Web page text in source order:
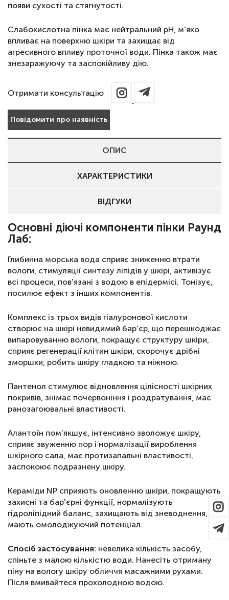
появи сухості та стягнутості.
Слабокислотна пінка має нейтральний рН, м'яко
впливає на поверхню шкіри та захищає від
агресивного впливу проточної води. Пінка також має
знезаражуючу та заспокійливу дію.
Отримати консультацію
Повідомити про наявність
ОПИС
ХАРАКТЕРИСТИКИ
ВІДГУКИ
Основні діючі компоненти пінки Раунд
Лаб:
Глибинна морська вода сприяє зниженню втрати
вологи, стимуляції синтезу ліпідів у шкірі, активізує
всі процеси, пов'язані з водою в епідермісі. Тонізує,
посилює ефект з інших компонентів.
Комплекс із трьох видів гіалуронової кислоти
створює на шкірі невидимий бар'єр, що перешкоджає
випаровуванню вологи, покращує структуру шкіри,
сприяє регенерації клітин шкіри, скорочує дрібні
зморшки, робить шкіру гладкою та ніжною.
Пантенол стимулює відновлення цілісності шкірних
покривів, знімає почервоніння і роздратування, має
ранозагоювальні властивості.
Алантоїн пом'якшує, інтенсивно зволожує шкіру,
сприяє звуженню пор і нормалізації вироблення
шкірного сала, має протизапальні властивості,
заспокоює подразнену шкіру.
Кераміди NP сприяють оновленню шкіри, покращують
захисні та бар'єрні функції, нормалізують
гідроліпідний баланс, захищають від зневоднення,
мають омолоджуючий потенціал.
Спосіб застосування: невелика кількість засобу,
спіньте з малою кількістю води. Нанесіть отриману
піну на вологу шкіру обличчя масажними рухами.
Після вмивайтеся прохолодною водою.